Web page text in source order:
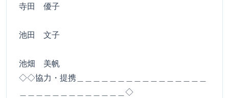
寺田 優子
池田 文子
池畑 美帆
◇◇協力・提携＿＿＿＿＿＿＿＿＿＿＿＿＿＿＿＿
＿＿＿＿＿＿＿＿＿＿＿＿＿◇